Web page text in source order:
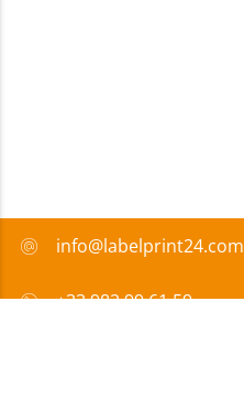
info@labelprint24.com
+33 982 99 61 59